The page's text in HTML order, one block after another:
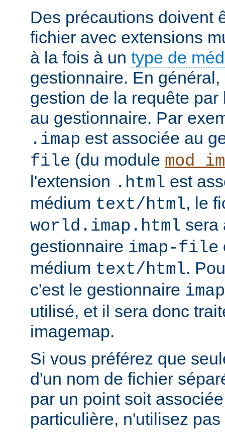
Des précautions doivent
fichier avec extensions
à la fois à un type de
gestionnaire. En
gestion de la requête
au gestionnaire. Par
.imap est associée au
file (du module
l'extension .html est
médium text/html, le
world.imap.html sera
gestionnaire imap-file
médium text/html.
c'est le gestionnaire
utilisé, et il sera donc
imagemap.
Si vous préférez que
d'un nom de fichier
par un point soit
particulière, n'utilisez